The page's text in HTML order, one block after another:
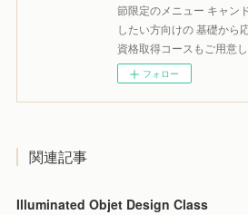
節限定のメニュー キャン
したい方向けの 基礎から
資格取得コースもご用意し
フォロー
関連記事
Illuminated Objet Design Class